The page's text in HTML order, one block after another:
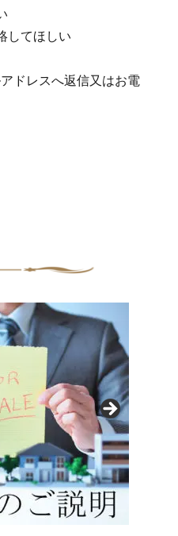
してほしい
ドレスへ返信又はお電